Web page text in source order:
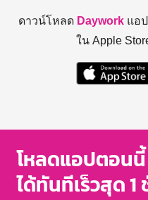
ดาวน์โหลด Daywork แอ
ใน Apple
โหลดแอปตอนนี้
ได้ทันทีเร็วสุด 1